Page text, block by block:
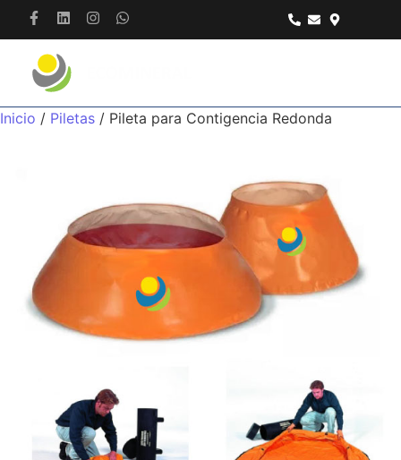
Inicio / Piletas / Pileta para Contigencia Redonda